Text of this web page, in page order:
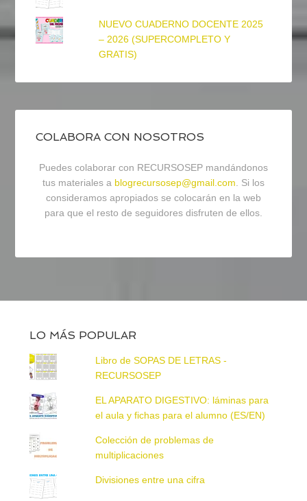
NUEVO CUADERNO DOCENTE 2025
– 2026 (SUPERCOMPLETO Y
GRATIS)
COLABORA CON NOSOTROS
Puedes colaborar con RECURSOSEP mandándonos
tus materiales a blogrecursosep@gmail.com. Si los
consideramos apropiados se colocarán en la web
para que el resto de seguidores disfruten de ellos.
LO MÁS POPULAR
Libro de SOPAS DE LETRAS -
RECURSOSEP
EL APARATO DIGESTIVO: láminas para
el aula y fichas para el alumno (ES/EN)
Colección de problemas de
multiplicaciones
Divisiones entre una cifra